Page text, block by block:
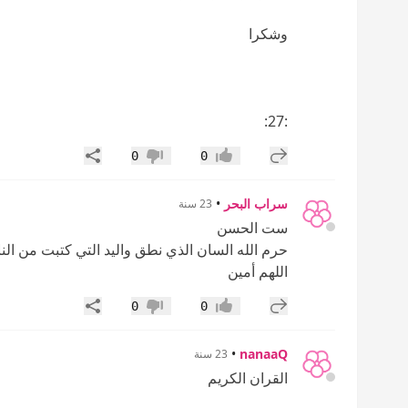
وشكرا
:27:
إضافة رد جديد
إعجاب0 عدم إعجاب
0 مشاركة
سراب البحر • 23 سنة
ست الحسن
حرم الله السان الذي نطق واليد التي كتبت من
اللهم أمين
إضافة رد جديد
إعجاب0 عدم إعجاب
0 مشاركة
nanaaQ
• 23 سنة
القران الكريم